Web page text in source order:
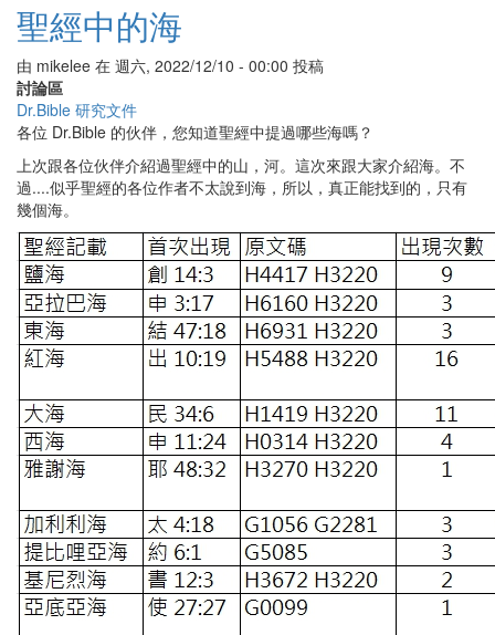
經
各
卷
的
章
節
統
計
聖經中的海
由 mikelee 在 週六, 2022/12/10 - 00:00 投稿
討論區
Dr.Bible 研究文件
各位 Dr.Bible 的伙伴，您知道聖經中提過哪些海嗎？
上次跟各位伙伴介紹過聖經中的山，河。這次來跟大家介紹海。不
過....似乎聖經的各位作者不太說到海，所以，真正能找到的，只有
幾個海。